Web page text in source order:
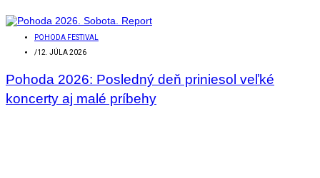
POHODA FESTIVAL
/12. JÚLA 2026
Pohoda 2026: Posledný deň priniesol veľké
koncerty aj malé príbehy